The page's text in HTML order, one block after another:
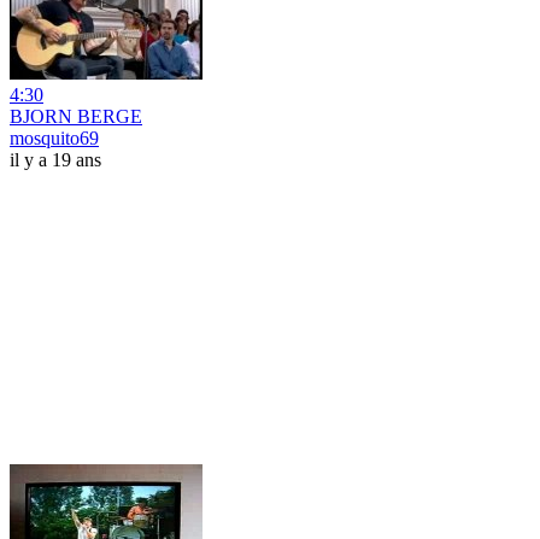
4:30
BJORN BERGE
mosquito69
il y a 19 ans